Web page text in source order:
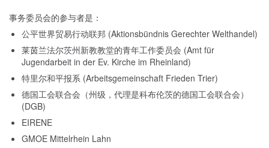
事务委员会的参与者是：
公平世界贸易行动联邦 (Aktionsbündnis Gerechter Welthandel)
莱茵兰法尔茨州新教教堂的青年工作委员会 (Amt für
Jugendarbeit in der Ev. Kirche im Rheinland)
特里尔和平报系 (Arbeitsgemeinschaft Frieden Trier)
德国工会联合会（州级，代理是科布伦茨的德国工会联合会）
(DGB)
EIRENE
GMOE Mittelrhein Lahn